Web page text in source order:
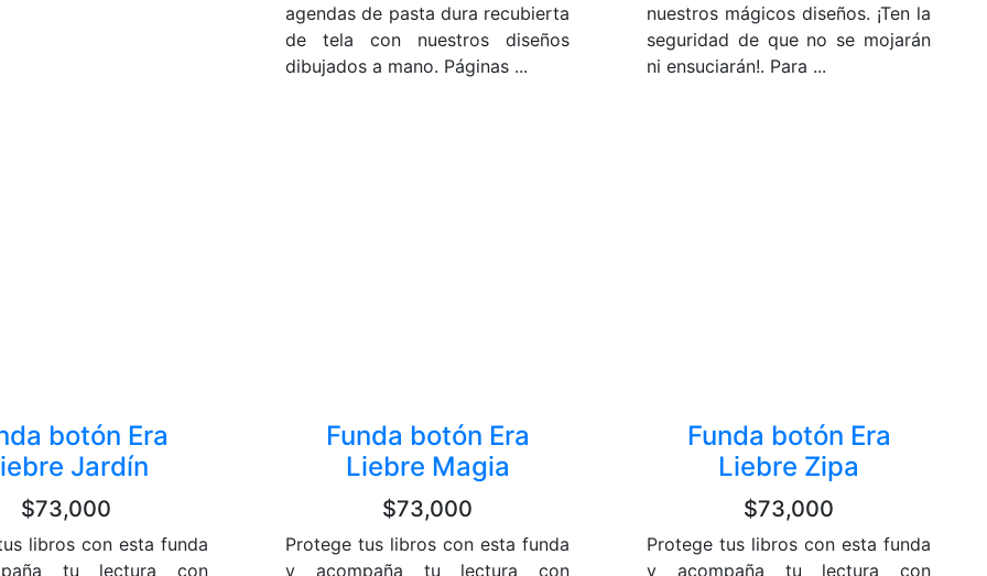
agendas de pasta dura recubierta
de tela con nuestros diseños
dibujados a mano. Páginas ...
nuestros mágicos diseños. ¡Ten la
seguridad de que no se mojarán
ni ensuciarán!. Para ...
botón Era
Jardín
$73,000
libros con esta funda
tu lectura con
Funda botón Era
Liebre Magia
$73,000
Protege tus libros con esta funda
y acompaña tu lectura con
Funda botón Era
Liebre Zipa
$73,000
Protege tus libros con esta funda
y acompaña tu lectura con